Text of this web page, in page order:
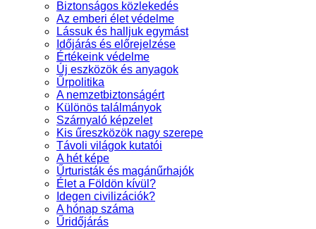
Biztonságos közlekedés
Az emberi élet védelme
Lássuk és halljuk egymást
Időjárás és előrejelzése
Értékeink védelme
Új eszközök és anyagok
Űrpolitika
A nemzetbiztonságért
Különös találmányok
Szárnyaló képzelet
Kis űreszközök nagy szerepe
Távoli világok kutatói
A hét képe
Űrturisták és magánűrhajók
Élet a Földön kívül?
Idegen civilizációk?
A hónap száma
Űridőjárás